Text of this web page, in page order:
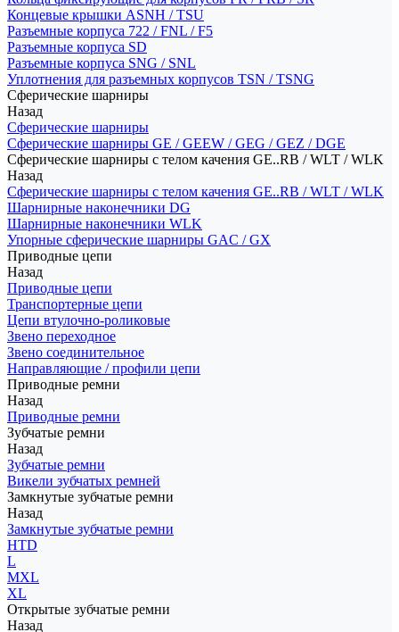
Концевые крышки ASNH / TSU
Разъемные корпуса 722 / FNL / F5
Разъемные корпуса SD
Разъемные корпуса SNG / SNL
Уплотнения для разъемных корпусов TSN / TSNG
Сферические шарниры
Назад
Сферические шарниры
Сферические шарниры GE / GEEW / GEG / GEZ / DGE
Сферические шарниры с телом качения GE..RB / WLT / WLK
Назад
Сферические шарниры с телом качения GE..RB / WLT / WLK
Шарнирные наконечники DG
Шарнирные наконечники WLK
Упорные сферические шарниры GAC / GX
Приводные цепи
Назад
Приводные цепи
Транспортерные цепи
Цепи втулочно-роликовые
Звено переходное
Звено соединительное
Направляющие / профили цепи
Приводные ремни
Назад
Приводные ремни
Зубчатые ремни
Назад
Зубчатые ремни
Викели зубчатых ремней
Замкнутые зубчатые ремни
Назад
Замкнутые зубчатые ремни
HTD
L
MXL
XL
Открытые зубчатые ремни
Назад